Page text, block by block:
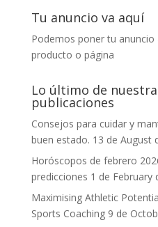
Tu anuncio va aquí
Podemos poner tu anuncio
producto o página
Lo último de
publicaciones
Consejos para cuidar y
buen estado. 13 de August
Horóscopos de febrero
predicciones 1 de February
Maximising Athletic
Sports Coaching 9 de